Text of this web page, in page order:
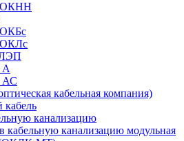
ОКНН
ОКБc
ОКЛc
ЛЭП
А
АС
кабельная компания)
канализацию
кабельную канализацию модульная